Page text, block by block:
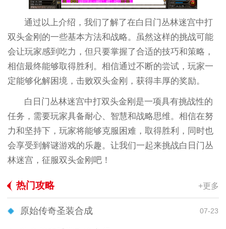
通过以上介绍，我们了解了在白日门丛林迷宫中打
双头金刚的一些基本方法和战略。虽然这样的挑战可能
会让玩家感到吃力，但只要掌握了合适的技巧和策略，
相信最终能够取得胜利。相信通过不断的尝试，玩家一
定能够化解困境，击败双头金刚，获得丰厚的奖励。
白日门丛林迷宫中打双头金刚是一项具有挑战性的
任务，需要玩家具备耐心、智慧和战略思维。相信在努
力和坚持下，玩家将能够克服困难，取得胜利，同时也
会享受到解谜游戏的乐趣。让我们一起来挑战白日门丛
林迷宫，征服双头金刚吧！
热门攻略 +更多
原始传奇圣装合成 07-23